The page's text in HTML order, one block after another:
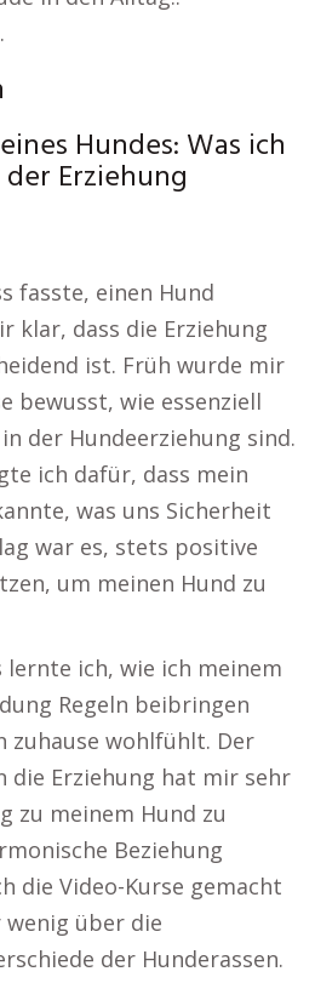
Hundes: Was ich
Erziehung
fasste, einen Hund
klar, dass die Erziehung
ist. Früh wurde mir
bewusst, wie essenziell
der Hundeerziehung sind.
ich dafür, dass mein
was uns Sicherheit
war es, stets positive
um meinen Hund zu
lernte ich, wie ich meinem
Regeln beibringen
zuhause wohlfühlt. Der
Erziehung hat mir sehr
zu meinem Hund zu
Beziehung
die Video-Kurse gemacht
wenig über die
der Hunderassen.